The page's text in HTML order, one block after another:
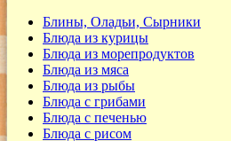
Блины, Оладьи, Сырники
Блюда из курицы
Блюда из морепродуктов
Блюда из мяса
Блюда из рыбы
Блюда с грибами
Блюда с печенью
Блюда с рисом